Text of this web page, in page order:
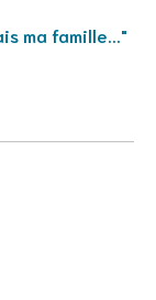
ma famille..."